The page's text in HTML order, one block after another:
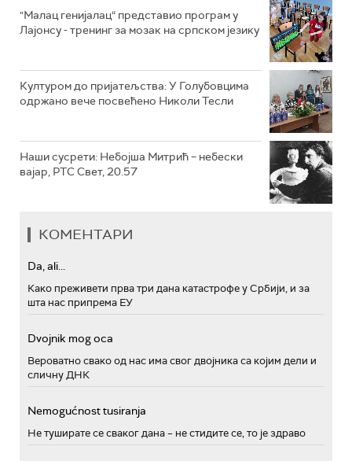
"Малац генијалац“ представио програм у
Лајонсу - тренинг за мозак на српском језику
Културом до пријатељства: У Голубовцима
одржано вече посвећено Николи Тесли
Наши сусрети: Небојша Митрић – небески
вајар, РТС Свет, 20.57
КОМЕНТАРИ
Da, ali...
Како преживети прва три дана катастрофе у Србији, и за
шта нас припрема ЕУ
Dvojnik mog oca
Вероватно свако од нас има свог двојника са којим дели и
сличну ДНК
Nemogućnost tusiranja
Не туширате се сваког дана – не стидите се, то је здраво